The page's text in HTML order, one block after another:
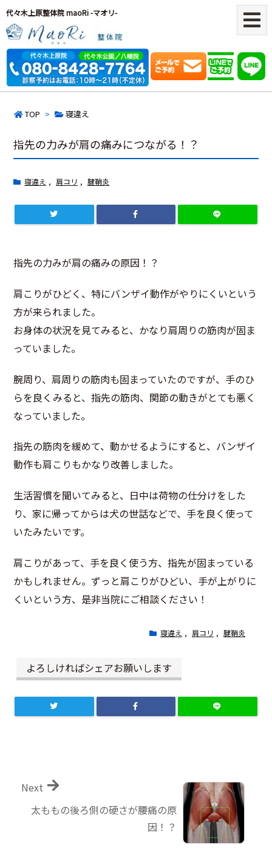
代々木上原整体院 maoRi -マオリ-
TOP > 寝違え
指先の力みが肩の痛みにつながる！？
寝違え , 肩コリ , 腱鞘炎
指先の力みが肩の痛みの原因！？
肩こりがひどく、特にバンザイ動作がやりにくいという
方が来られました。
お身体の状況を見てみると、かなり肩周りの筋肉が固ま
っていました。
腕周り、肩周りの筋肉も固まっていたのですが、手のひ
らを良くみると、指先の筋肉、関節の動きがとても悪く
なっていました。
指先の筋肉を緩めて、動かせるようにすると、バンザイ
動作も肩こりもかなり改善しました。
生活習慣を聞いてみると、日中は荷物の仕分けをした
り、家に帰ってからは犬の世話などで、手を良く使って
いたみたいです。
肩こりがあって、手を良く使う方、指先が固まっている
かもしれません。ずっと肩こりがひどい、手が上がりに
くいという方、是非当院にご相談ください！
寝違え , 肩コリ , 腱鞘炎
よろしければシェアお願いします
太ももの後ろ側の硬さが腰痛の原
因！？
Next